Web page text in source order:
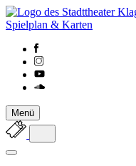
Spielplan & Karten
Menü